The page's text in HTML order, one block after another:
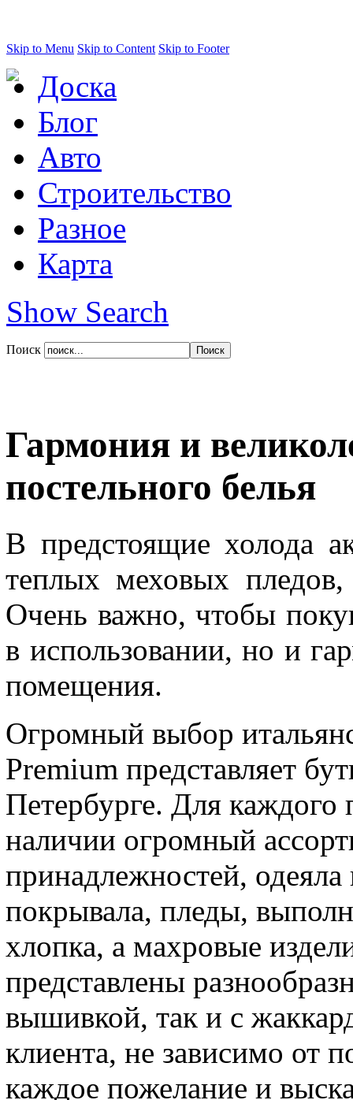
Skip to Menu Skip to Content Skip to Footer
Доска
Блог
Авто
Строительство
Разное
Карта
Show Search
Поиск
Гармония и
постельного белья
В предстоящие холода
теплых меховых пледов,
Очень важно, чтобы
в использовании, но и
помещения.
Огромный выбор
Premium представляет
Петербурге. Для каждого
наличии огромный
принадлежностей,
покрывала, пледы,
хлопка, а махровые
представлены
вышивкой, так и с
клиента, не зависимо от
каждое пожелание и